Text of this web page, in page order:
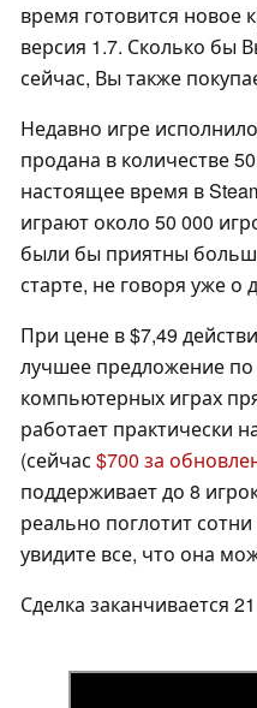
время готовится новое
версия 1.7. Сколько бы
сейчас, Вы также
Недавно игре
продана в количестве
настоящее время в
играют около 50 000
были бы приятны
старте, не говоря уже о
При цене в $7,49
лучшее предложение по
компьютерных играх
работает практически
(сейчас $700 за
поддерживает до 8
реально поглотит
увидите все, что она
Сделка заканчивается